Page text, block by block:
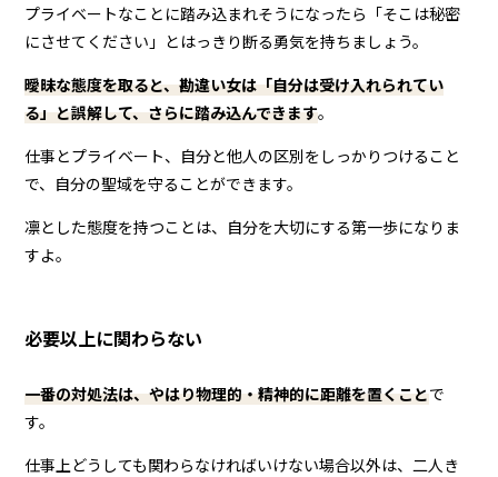
プライベートなことに踏み込まれそうになったら「そこは秘密
にさせてください」とはっきり断る勇気を持ちましょう。
曖昧な態度を取ると、勘違い女は「自分は受け入れられてい
る」と誤解して、さらに踏み込んできます。
仕事とプライベート、自分と他人の区別をしっかりつけること
で、自分の聖域を守ることができます。
凛とした態度を持つことは、自分を大切にする第一歩になりま
すよ。
必要以上に関わらない
一番の対処法は、やはり物理的・精神的に距離を置くことで
す。
仕事上どうしても関わらなければいけない場合以外は、二人き